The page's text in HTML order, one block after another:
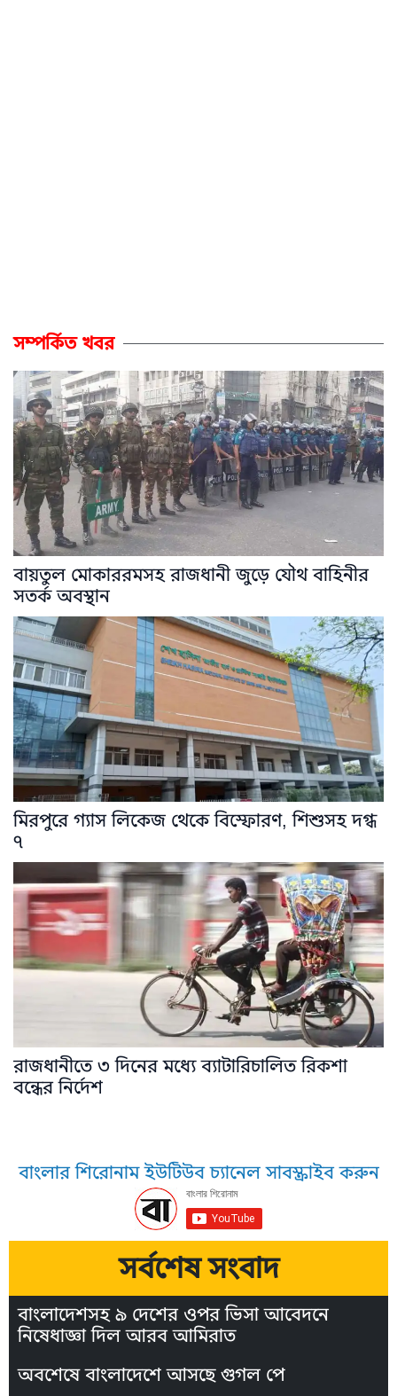
সম্পর্কিত খবর
বায়তুল মোকাররমসহ রাজধানী জুড়ে যৌথ বাহিনীর
সতর্ক অবস্থান
মিরপুরে গ্যাস লিকেজ থেকে বিস্ফোরণ, শিশুসহ দগ্ধ
৭
রাজধানীতে ৩ দিনের মধ্যে ব্যাটারিচালিত রিকশা
বন্ধের নির্দেশ
বাংলার শিরোনাম ইউটিউব চ্যানেল সাবস্ক্রাইব করুন
সর্বশেষ সংবাদ
বাংলাদেশসহ ৯ দেশের ওপর ভিসা আবেদনে
নিষেধাজ্ঞা দিল আরব আমিরাত
অবশেষে বাংলাদেশে আসছে গুগল পে